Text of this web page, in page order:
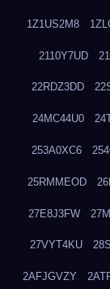
1Z1US2M8
2110Y7UD
22RDZ3DD
24MC44U0
253A0XC6
25RMMEOD
27E8J3FW
27VYT4KU
2AFJGVZY